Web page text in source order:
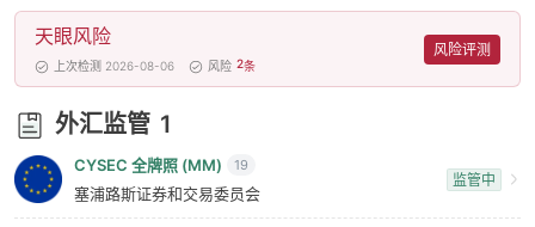
6
7
8
9
天眼风险
上次检测 2026-08-06 风险 2条
风险评测
外汇监管 1
CYSEC 全牌照 (MM) 19
塞浦路斯证券和交易委员会
监管中